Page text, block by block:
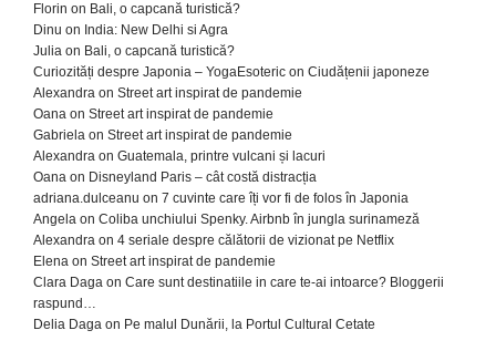
Florin on Bali, o capcană turistică?
Dinu on India: New Delhi si Agra
Julia on Bali, o capcană turistică?
Curiozități despre Japonia – YogaEsoteric on Ciudățenii japoneze
Alexandra on Street art inspirat de pandemie
Oana on Street art inspirat de pandemie
Gabriela on Street art inspirat de pandemie
Alexandra on Guatemala, printre vulcani și lacuri
Oana on Disneyland Paris – cât costă distracția
adriana.dulceanu on 7 cuvinte care îți vor fi de folos în Japonia
Angela on Coliba unchiului Spenky. Airbnb în jungla surinameză
Alexandra on 4 seriale despre călătorii de vizionat pe Netflix
Elena on Street art inspirat de pandemie
Clara Daga on Care sunt destinatiile in care te-ai intoarce? Bloggerii
raspund…
Delia Daga on Pe malul Dunării, la Portul Cultural Cetate